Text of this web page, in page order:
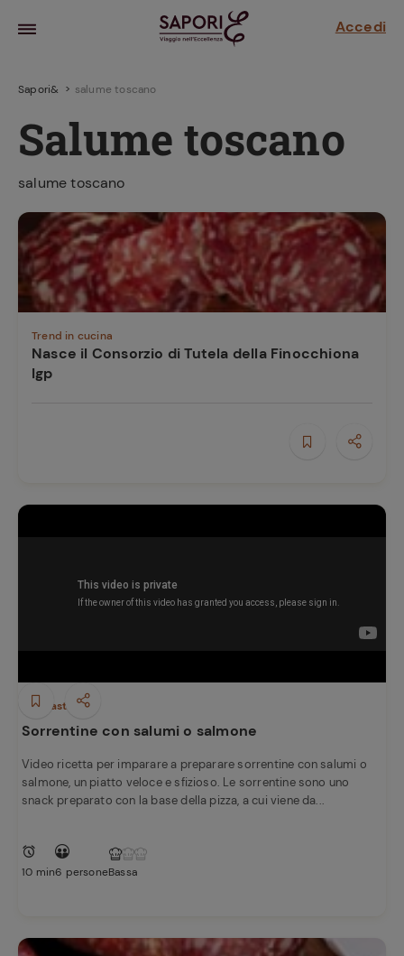
Accedi
la frutta
sensi di
Sapori& salume toscano
Salume toscano
salume toscano
Trend in cucina
Nasce il Consorzio di Tutela della Finocchiona
Igp
Antipasti
Sorrentine con salumi o salmone
Video ricetta per imparare a preparare sorrentine con salumi o
salmone, un piatto veloce e sfizioso. Le sorrentine sono uno
snack preparato con la base della pizza, a cui viene da...
10 min6 personeBassa